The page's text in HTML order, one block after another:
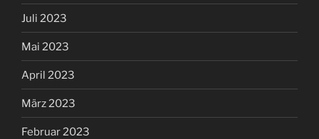
Juli 2023
Mai 2023
April 2023
März 2023
Februar 2023